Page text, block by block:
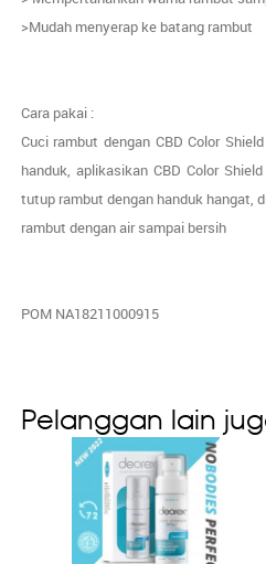
>Mudah menyerap ke batang rambut
Cara pakai :
Cuci rambut dengan CBD Color
handuk, aplikasikan CBD Color
tutup rambut dengan handuk hangat,
rambut dengan air sampai bersih
POM NA18211000915
Pelanggan lain